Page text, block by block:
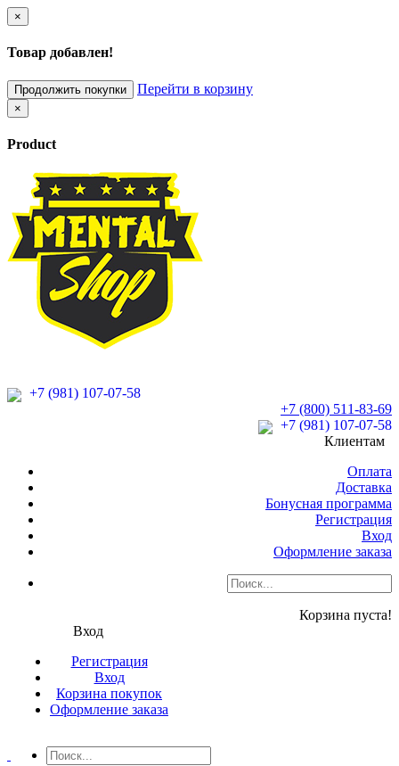
×
Товар добавлен!
Продолжить покупки Перейти в корзину
×
Product
+7 (981) 107-07-58
+7 (800) 511-83-69
+7 (981) 107-07-58
Клиентам
Оплата
Доставка
Бонусная программа
Регистрация
Вход
Оформление заказа
Корзина пуста!
Вход
Регистрация
Вход
Корзина покупок
Оформление заказа